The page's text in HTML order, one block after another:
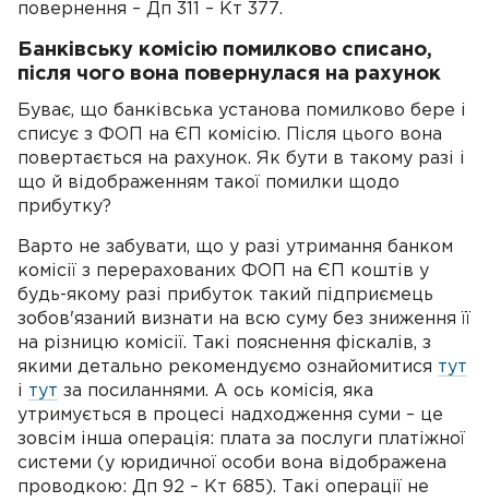
повернення – Дп 311 – Кт 377.
Банківську комісію помилково списано,
після чого вона повернулася на рахунок
Буває, що банківська установа помилково бере і
списує з ФОП на ЄП комісію. Після цього вона
повертається на рахунок. Як бути в такому разі і
що й відображенням такої помилки щодо
прибутку?
Варто не забувати, що у разі утримання банком
комісії з перерахованих ФОП на ЄП коштів у
будь-якому разі прибуток такий підприємець
зобов'язаний визнати на всю суму без зниження її
на різницю комісії. Такі пояснення фіскалів, з
якими детально рекомендуємо ознайомитися тут
і тут за посиланнями. А ось комісія, яка
утримується в процесі надходження суми – це
зовсім інша операція: плата за послуги платіжної
системи (у юридичної особи вона відображена
проводкою: Дп 92 – Кт 685). Такі операції не